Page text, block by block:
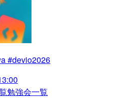
#devio2026
勉強会一覧